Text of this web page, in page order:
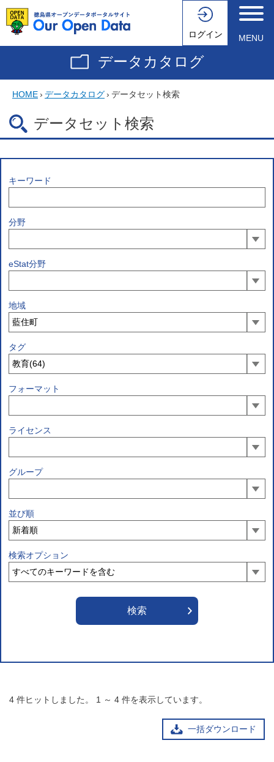
ログイン MENU
データカタログ
HOME› データカタログ› データセット検索
データセット検索
キーワード
分野
eStat分野
地域
タグ
フォーマット
ライセンス
グループ
並び順
検索オプション
4 件ヒットしました。 1 ～ 4 件を表示しています。
一括ダウンロード